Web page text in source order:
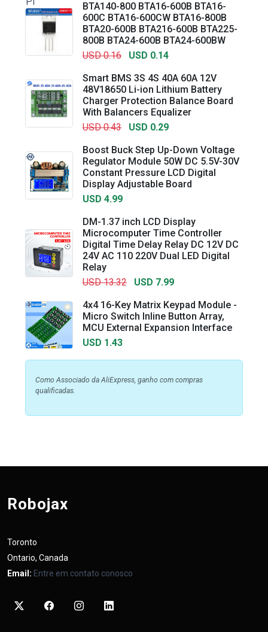
BTA140-800 BTA16-600B BTA16-
600C BTA16-600CW BTA16-800B
BTA20-600B BTA216-600B BTA225-
800B BTA24-600B BTA24-600BW
USD 0.16
USD 0.14
Smart BMS 3S 4S 40A 60A 12V
48V18650 Li-ion Lithium Battery
Charger Protection Balance Board
With Balancers Equalizer
USD 0.43
USD 0.29
Boost Buck Step Up-Down Voltage
Regulator Module 50W DC 5.5V-30V
Constant Pressure LCD Digital
Display Adjustable Board
USD 4.99
DM-1.37 inch LCD Display
Microcomputer Time Controller
Digital Time Delay Relay DC 12V DC
24V AC 110 220V Dual LED Digital
Relay
USD 13.32
USD 7.99
4x4 16-Key Matrix Keypad Module -
Micro Switch Inline Button Array,
MCU External Expansion Interface
USD 1.43
Como Associado da AliExpress, ganho com compras
qualificadas.
Robojax
Toronto
Ontario, Canada
Email: Entre em contato conosco